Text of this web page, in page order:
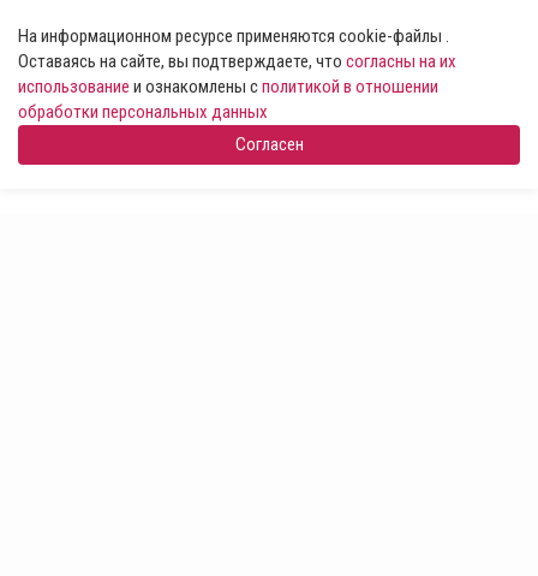
На информационном ресурсе применяются cookie-файлы .
Оставаясь на сайте, вы подтверждаете, что согласны на их
использование и ознакомлены сполитикой в отношении
обработки персональных данных
Согласен